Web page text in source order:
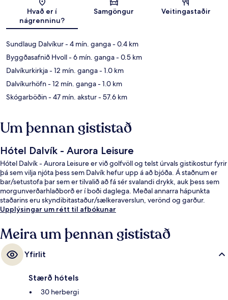
Kort
Hvað er í
nágrenninu?
Samgöngur Veitingastaðir
Sundlaug Dalvíkur- 4 mín. ganga- 0.4 km
Byggðasafnið Hvoll- 6 mín. ganga- 0.5 km
Dalvíkurkirkja- 12 mín. ganga- 1.0 km
Dalvíkurhöfn- 12 mín. ganga- 1.0 km
Skógarböðin- 47 mín. akstur- 57.6 km
Um þennan gististað
Hótel Dalvík - Aurora Leisure
Hótel Dalvík - Aurora Leisure er við golfvöll og telst úrvals gistikostur fyrir
þá sem vilja njóta þess sem Dalvík hefur upp á að bjóða. Á staðnum er
bar/setustofa þar sem er tilvalið að fá sér svalandi drykk, auk þess sem
morgunverðarhlaðborð er í boði daglega. Meðal annarra hápunkta
staðarins eru skyndibitastaður/sælkeraverslun, verönd og garður.
Upplýsingar um rétt til afbókunar
Meira um þennan gististað
Yfirlit
Stærð hótels
30 herbergi